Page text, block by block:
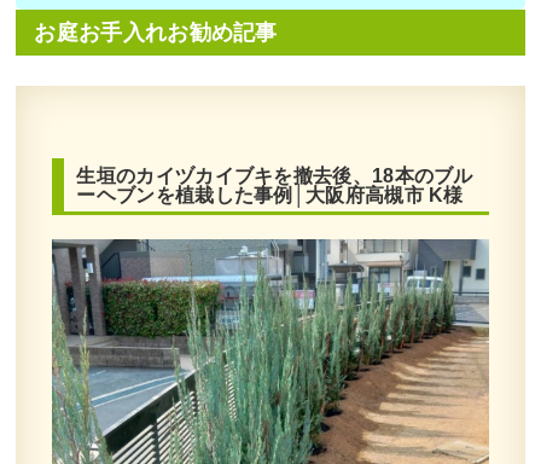
お庭お手入れお勧め記事
生垣のカイヅカイブキを撤去後、18本のブル
ーヘブンを植栽した事例│大阪府高槻市 K様